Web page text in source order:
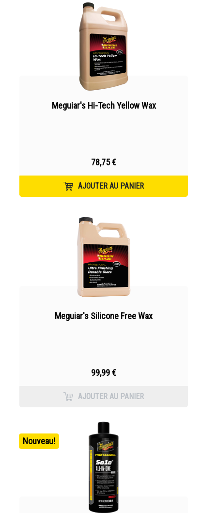
Meguiar's Hi-Tech Yellow Wax
78,75 €
AJOUTER AU PANIER
Meguiar's Silicone Free Wax
99,99 €
AJOUTER AU PANIER
Nouveau!